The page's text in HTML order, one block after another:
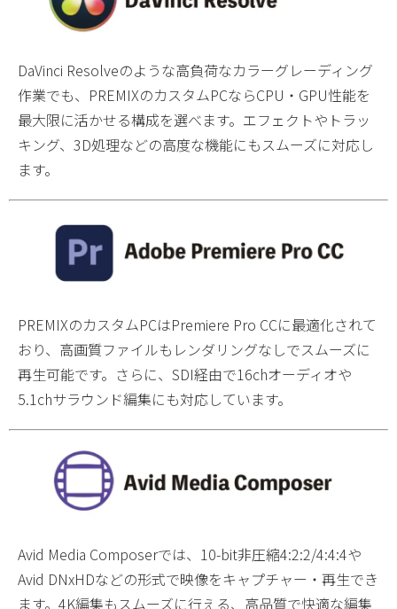
DaVinci Resolveのような高負荷なカラーグレーディング
作業でも、PREMIXのカスタムPCならCPU・GPU性能を
最大限に活かせる構成を選べます。エフェクトやトラッ
キング、3D処理などの高度な機能にもスムーズに対応し
ます。
PREMIXのカスタムPCはPremiere Pro CCに最適化されて
おり、高画質ファイルもレンダリングなしでスムーズに
再生可能です。さらに、SDI経由で16chオーディオや
5.1chサラウンド編集にも対応しています。
Avid Media Composerでは、10-bit非圧縮4:2:2/4:4:4や
Avid DNxHDなどの形式で映像をキャプチャー・再生でき
ます。4K編集もスムーズに行える、高品質で快適な編集